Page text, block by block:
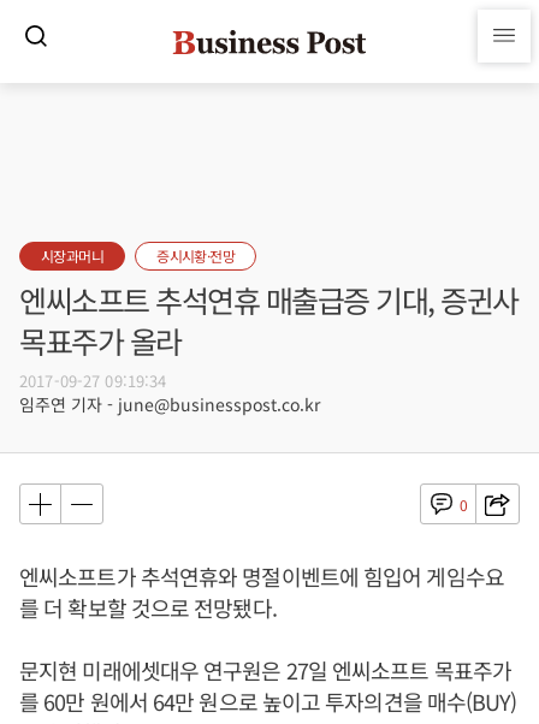
시장과머니 증시시황·전망
엔씨소프트 추석연휴 매출급증 기대, 증귄사
목표주가 올라
2017-09-27 09:19:34
임주연 기자 - june@businesspost.co.kr
0
엔씨소프트가 추석연휴와 명절이벤트에 힘입어 게임수요
를 더 확보할 것으로 전망됐다.
문지현 미래에셋대우 연구원은 27일 엔씨소프트 목표주가
를 60만 원에서 64만 원으로 높이고 투자의견을 매수(BUY)